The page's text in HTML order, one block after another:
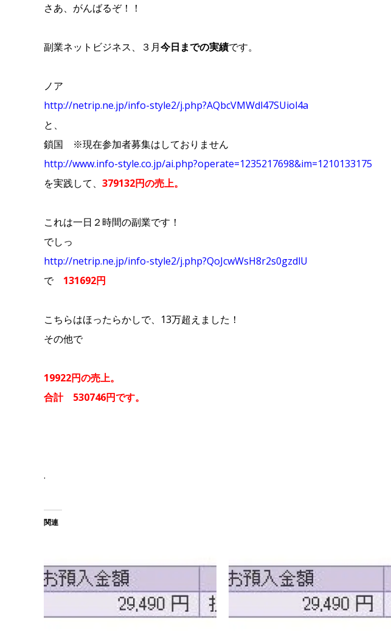
さあ、がんばるぞ！！
副業ネットビジネス、 ３月 今日までの実績です。
ノア
http://netrip.ne.jp/info-style2/j.php?AQbcVMWdl47SUiol4a
と、
鎖国 ※現在参加者募集はしておりません
http://www.info-style.co.jp/ai.php?operate=1235217698&im=1210133175
を実践して、 379132円の売上。
これは一日２時間の副業です！
でしっ
http://netrip.ne.jp/info-style2/j.php?QoJcwWsH8r2s0gzdlU
で 131692円
こちらはほったらかしで、13万超えました！
その他で
19922円の売上。
合計 530746円です。
.
関連